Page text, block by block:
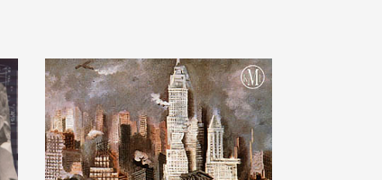
Music,Toch
Die chinesische
Flöte & Tanz Suite